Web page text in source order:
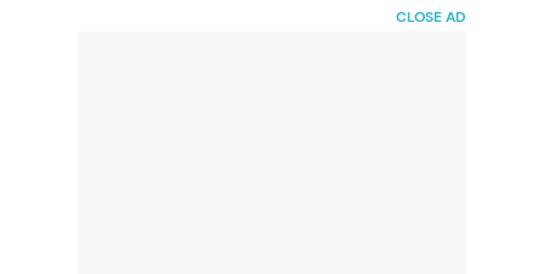
CLOSE AD